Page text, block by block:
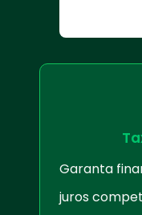
Garanta
juros